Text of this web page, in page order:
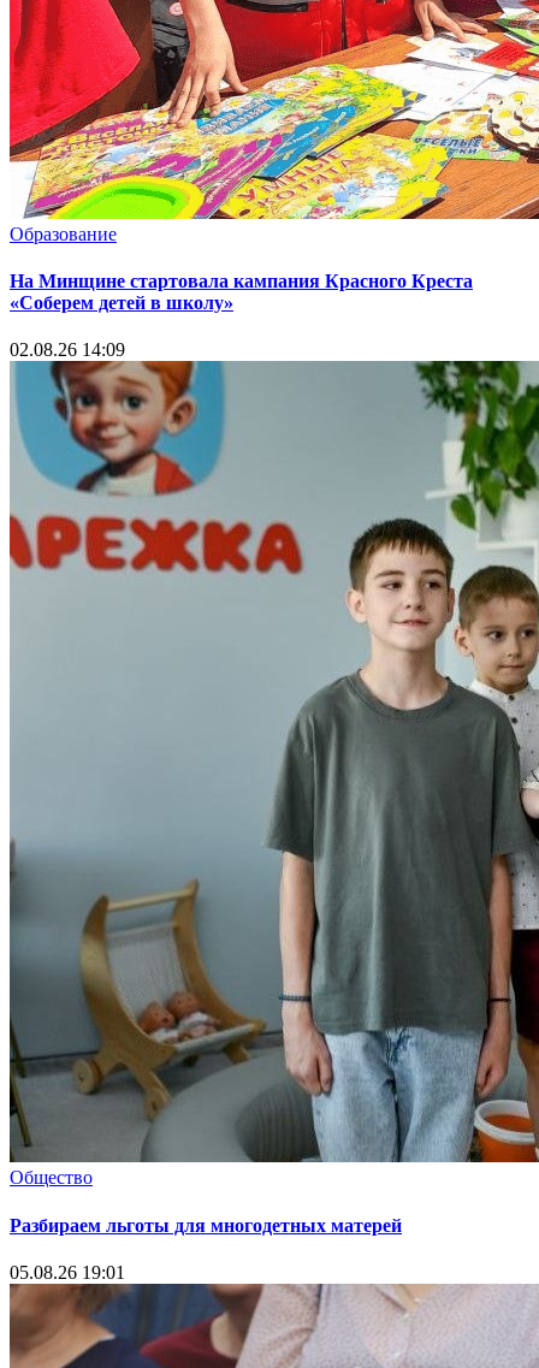
Образование
На Минщине стартовала кампания Красного Креста
«Соберем детей в школу»
02.08.26 14:09
Общество
Разбираем льготы для многодетных матерей
05.08.26 19:01